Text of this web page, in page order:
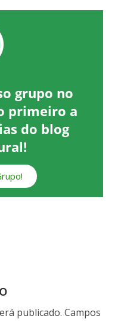
grupo no
primeiro a
do blog
publicado. Campos